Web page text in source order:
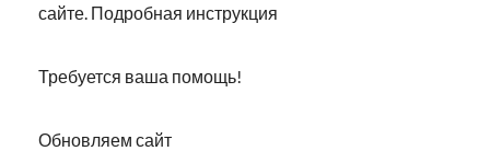
сайте. Подробная инструкция
Требуется ваша помощь!
Обновляем сайт